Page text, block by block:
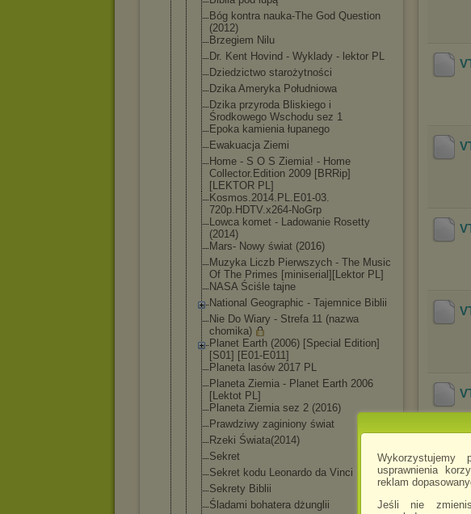
usprawnienia
reklam
Jeśli nie
Bóg kontra nauka-The God Question
(2012)
Brzegiem Nilu
Dr. Kent Hovind - Wyklady - lektor PL
Dziedzictwo starożytności
Dzika Ameryka Południowa
Dzika przyroda Bliskiego i
Środkowego Wschodu sez 1
Epoka kamienia łupanego
Ewakuacja Ziemi
Home - S O S Ziemia! - Home
Collector.Edition 2009 [BRRip]
[LEKTOR PL]
Kosmos.2014.PL.E01-03.
720p.HDTV.x264-NoGrp
Lowca komet - Ladowanie Rosetty
(2014)
Mars- Nowy świat (2016)
Muzyka Liczb Pierwszych - The Music
Of The Primes [miniserial ][Lektor PL]
NASA Ściśle tajne
National Geographic - Tajemnice Biblii
Nie Do Wiary - Strefa 11 (nazwa
chomika)
Planet Earth (2006) [Special Edition]
[S01] [E01-E011]
Planeta lasów 2017 PL
Planeta Ziemia - Planet Earth 2006
[Lektot PL]
Planeta Ziemia sez 2 (2016)
Prawdziwy zaginiony świat
Rzeki Świata(2014)
Sekret
Sekret kodu Leonardo da Vinci
Sekrety Biblii
Śladami bohatera dżunglii